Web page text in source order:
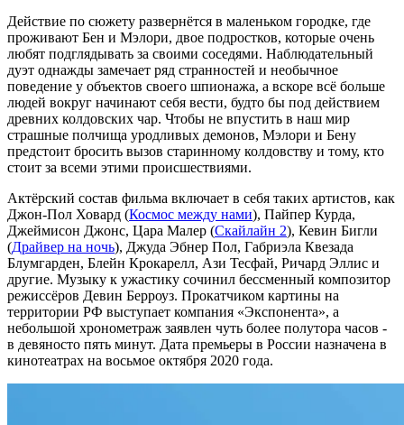
Действие по сюжету развернётся в маленьком городке, где
проживают Бен и Мэлори, двое подростков, которые очень
любят подглядывать за своими соседями. Наблюдательный
дуэт однажды замечает ряд странностей и необычное
поведение у объектов своего шпионажа, а вскоре всё больше
людей вокруг начинают себя вести, будто бы под действием
древних колдовских чар. Чтобы не впустить в наш мир
страшные полчища уродливых демонов, Мэлори и Бену
предстоит бросить вызов старинному колдовству и тому, кто
стоит за всеми этими происшествиями.
Актёрский состав фильма включает в себя таких артистов, как
Джон-Пол Ховард (Космос между нами), Пайпер Курда,
Джеймисон Джонс, Цара Малер (Скайлайн 2), Кевин Бигли
(Драйвер на ночь), Джуда Эбнер Пол, Габриэла Квезада
Блумгарден, Блейн Крокарелл, Ази Тесфай, Ричард Эллис и
другие. Музыку к ужастику сочинил бессменный композитор
режиссёров Девин Берроуз. Прокатчиком картины на
территории РФ выступает компания «Экспонента», а
небольшой хронометраж заявлен чуть более полутора часов -
в девяносто пять минут. Дата премьеры в России назначена в
кинотеатрах на восьмое октября 2020 года.